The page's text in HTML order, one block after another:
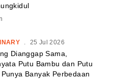
. 25 Jul 2026
Dianggap Sama,
Putu Bambu dan Putu
Banyak Perbedaan